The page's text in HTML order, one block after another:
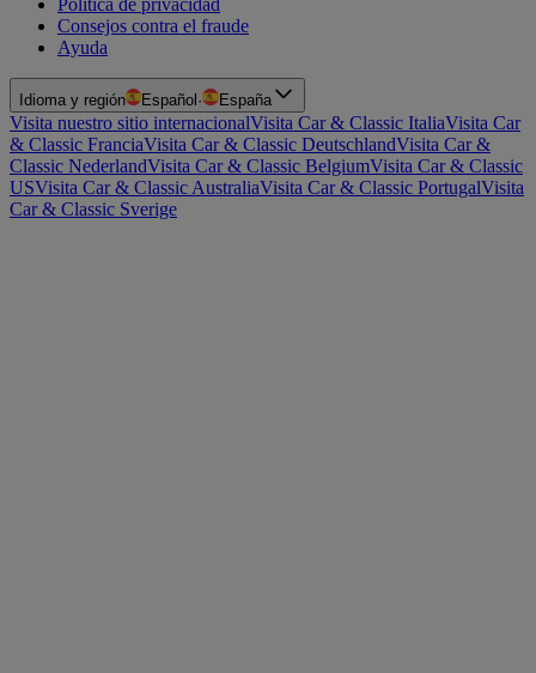
Consejos contra el fraude
Ayuda
Idioma y región Español· España
Visita nuestro sitio internacionalVisita Car & Classic ItaliaVisita Car
& Classic FranciaVisita Car & Classic DeutschlandVisita Car &
Classic NederlandVisita Car & Classic BelgiumVisita Car & Classic
USVisita Car & Classic AustraliaVisita Car & Classic PortugalVisita
Car & Classic Sverige